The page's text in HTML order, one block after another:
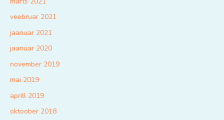
veebruar 2021
jaanuar 2021
jaanuar 2020
november 2019
mai 2019
aprill 2019
oktoober 2018